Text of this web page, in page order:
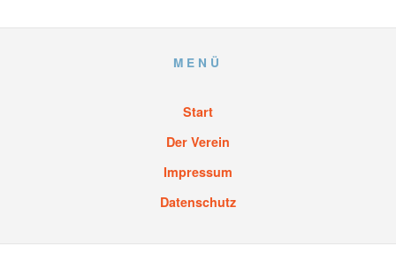
MENÜ
Start
Der Verein
Impressum
Datenschutz